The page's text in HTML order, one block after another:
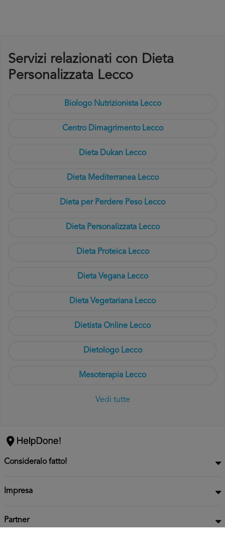
Servizi relazionati con Dieta
Personalizzata Lecco
Biologo Nutrizionista Lecco
Centro Dimagrimento Lecco
Dieta Dukan Lecco
Dieta Mediterranea Lecco
Dieta per Perdere Peso Lecco
Dieta Personalizzata Lecco
Dieta Proteica Lecco
Dieta Vegana Lecco
Dieta Vegetariana Lecco
Dietista Online Lecco
Dietologo Lecco
Mesoterapia Lecco
Vedi tutte
Consideralo fatto!
Impresa
Partner